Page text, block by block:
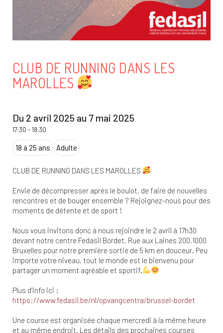
CLUB DE RUNNING DANS LES
MAROLLES
Du 2 avril 2025 au 7 mai 2025
17:30 -18:30
18 à 25 ans Adulte
CLUB DE RUNNING DANS LES MAROLLES
Envie de décompresser après le boulot, de faire de nouvelles
rencontres et de bouger ensemble ? Rejoignez-nous pour des
moments de détente et de sport !
Nous vous invitons donc à nous rejoindre le 2 avril à 17h30
devant notre centre Fedasil Bordet, Rue aux Laines 200,1000
Bruxelles pour notre première sortie de 5 km en douceur. Peu
importe votre niveau, tout le monde est le bienvenu pour
partager un moment agréable et sportif.
Plus d’info ici :
https://www.fedasil.be/nl/opvangcentra/brussel-bordet
Une course est organisée chaque mercredi à la même heure
et au même endroit. Les détails des prochaines courses